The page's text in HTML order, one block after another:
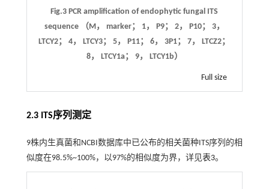
Fig.3 PCR amplification of endophytic fungal ITS
sequence （M， marker； 1， P9； 2， P10； 3，
LTCY2； 4， LTCY3； 5， P11； 6， 3P1； 7， LTCZ2；
8， LTCY1a； 9， LTCY1b）
Full size
2.3 ITS序列测定
9株内生真菌和NCBI数据库中已公布的相关菌种ITS序列的相
似度在98.5%~100%，以97%的相似度为界，详见表3。